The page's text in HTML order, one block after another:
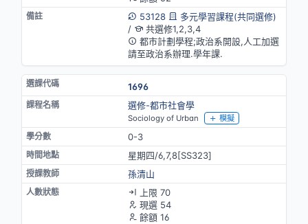
53128
多元學習課程(共同選修)
/
共選修1,2,3,4
都市計劃學程;政治系開設,人工加選
請至政治系辦理.學年課.
1696
選修-都市社會學
Sociology of Urban 模擬
0-3
星期四/6,7,8[SS323]
孫清山
上限 70
現選 54
餘額 16